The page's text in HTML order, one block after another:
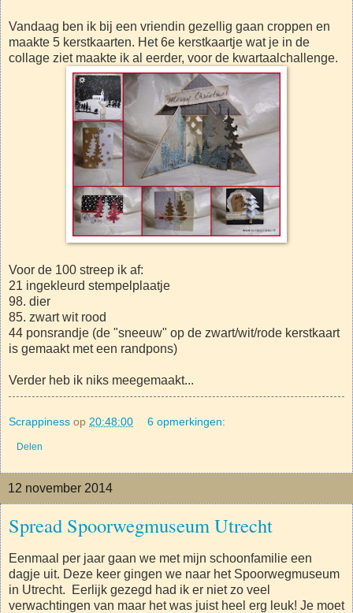
Vandaag ben ik bij een vriendin gezellig gaan croppen en
maakte 5 kerstkaarten. Het 6e kerstkaartje wat je in de
collage ziet maakte ik al eerder, voor de kwartaalchallenge.
Voor de 100 streep ik af:
21 ingekleurd stempelplaatje
98. dier
85. zwart wit rood
44 ponsrandje (de "sneeuw" op de zwart/wit/rode kerstkaart
is gemaakt met een randpons)
Verder heb ik niks meegemaakt...
Scrappiness op 20:48:00 6 opmerkingen:
Delen
12 november 2014
Spread Spoorwegmuseum Utrecht
Eenmaal per jaar gaan we met mijn schoonfamilie een
dagje uit. Deze keer gingen we naar het Spoorwegmuseum
in Utrecht. Eerlijk gezegd had ik er niet zo veel
verwachtingen van maar het was juist heel erg leuk! Je moet